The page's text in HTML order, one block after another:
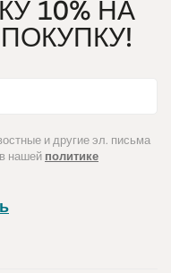
10% НА
и другие эл. письма
нашей политике